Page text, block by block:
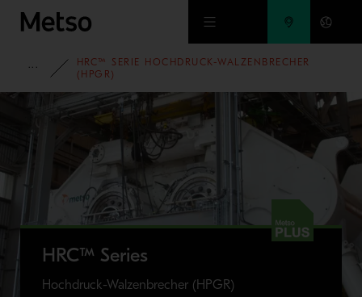
Zum Hauptinhalt springen
PORTFOLIO
HRC™ SERIE HOCHDRUCK-WALZENBRECHER
(HPGR)
HRC™ Series
Hochdruck-Walzenbrecher (HPGR)